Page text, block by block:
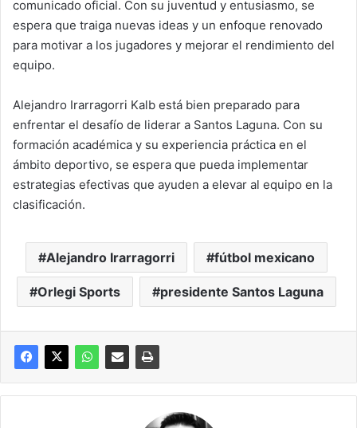
comunicado oficial. Con su juventud y entusiasmo, se
espera que traiga nuevas ideas y un enfoque renovado
para motivar a los jugadores y mejorar el rendimiento del
equipo.
Alejandro Irarragorri Kalb está bien preparado para
enfrentar el desafío de liderar a Santos Laguna. Con su
formación académica y su experiencia práctica en el
ámbito deportivo, se espera que pueda implementar
estrategias efectivas que ayuden a elevar al equipo en la
clasificación.
Alejandro Irarragorri fútbol mexicano
Orlegi Sports presidente Santos Laguna